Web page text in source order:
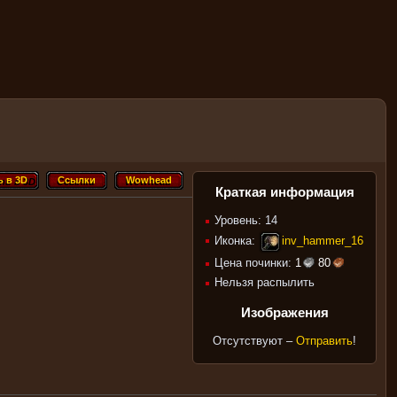
Краткая информация
Уровень: 14
Иконка:
inv_hammer_16
Цена починки: 1
80
Нельзя распылить
Изображения
Отсутствуют – Отправить!
Wowhead
Wowhead
Ссылки
Ссылки
в 3D
в 3D